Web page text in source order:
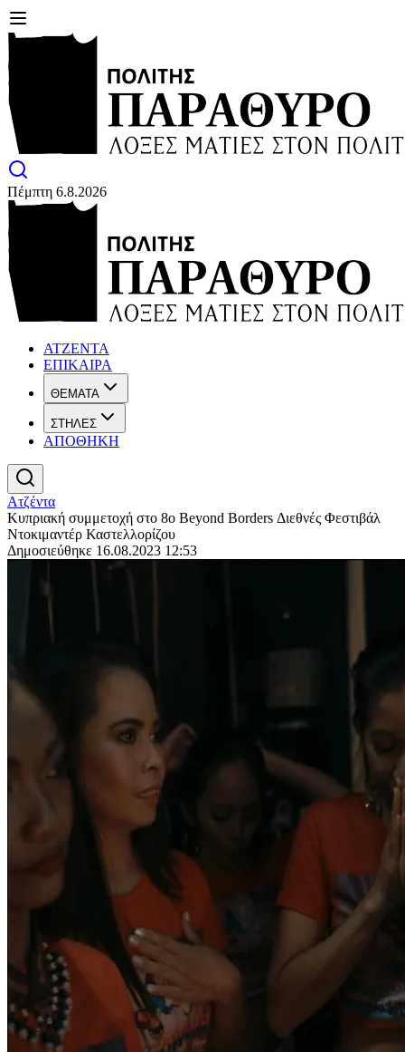
Πέμπτη 6.8.2026
ΑΤΖΕΝΤΑ
ΕΠΙΚΑΙΡΑ
ΘΕΜΑΤΑ
ΣΤΗΛΕΣ
ΑΠΟΘΗΚΗ
Ατζέντα
Κυπριακή συμμετοχή στο 8ο Beyond Borders Διεθνές Φεστιβάλ
Ντοκιμαντέρ Καστελλορίζου
Δημοσιεύθηκε 16.08.2023 12:53